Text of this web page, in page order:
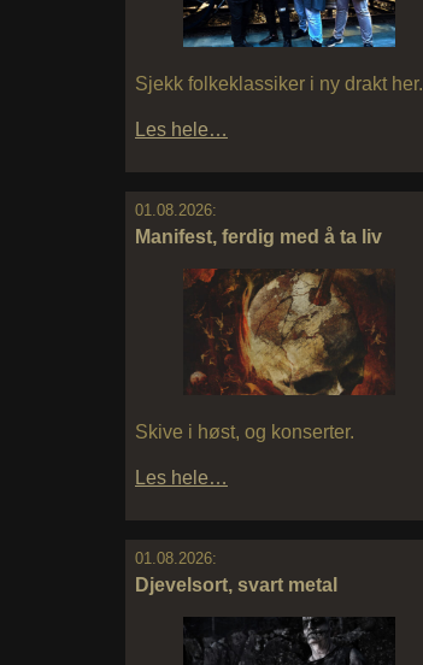
Sjekk folkeklassiker i ny drakt her.
Les hele…
01.08.2026:
Manifest, ferdig med å ta liv
Skive i høst, og konserter.
Les hele…
01.08.2026:
Djevelsort, svart metal